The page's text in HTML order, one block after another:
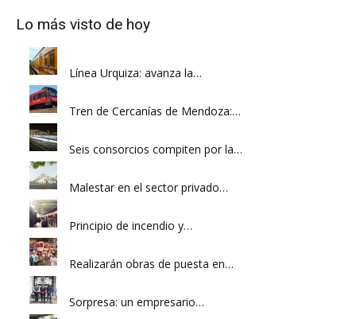
Lo más visto de hoy
Línea Urquiza: avanza la…
Tren de Cercanías de Mendoza:…
Seis consorcios compiten por la…
Malestar en el sector privado…
Principio de incendio y…
Realizarán obras de puesta en…
Sorpresa: un empresario…